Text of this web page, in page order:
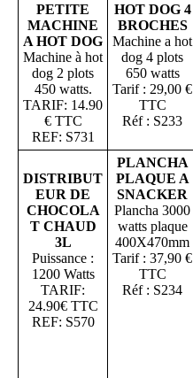
PETITE
MACHINE
A HOT DOG
Machine à hot
dog 2 plots
450 watts.
TARIF: 14.90
€ TTC
REF: S731
HOT DOG 4
BROCHES
Machine a hot
dog 4 plots
650 watts
Tarif : 29,00 €
TTC
Réf : S233
DISTRIBUT
EUR DE
CHOCOLA
T CHAUD
3L
Puissance :
1200 Watts
TARIF:
24.90€ TTC
REF: S570
PLANCHA
PLAQUE A
SNACKER
Plancha 3000
watts plaque
400X470mm
Tarif : 37,90 €
TTC
Réf : S234